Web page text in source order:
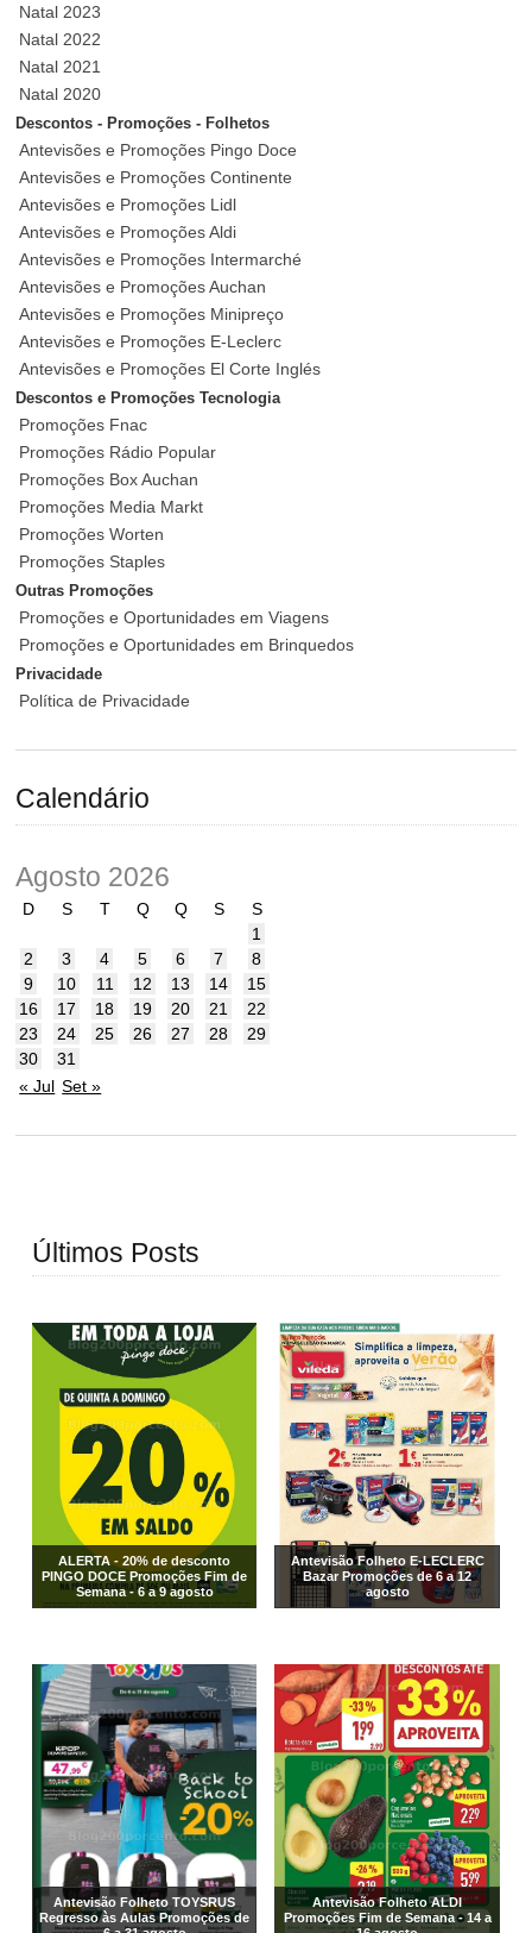
Natal 2023
Natal 2022
Natal 2021
Natal 2020
Descontos - Promoções - Folhetos
Antevisões e Promoções Pingo Doce
Antevisões e Promoções Continente
Antevisões e Promoções Lidl
Antevisões e Promoções Aldi
Antevisões e Promoções Intermarché
Antevisões e Promoções Auchan
Antevisões e Promoções Minipreço
Antevisões e Promoções E-Leclerc
Antevisões e Promoções El Corte Inglés
Descontos e Promoções Tecnologia
Promoções Fnac
Promoções Rádio Popular
Promoções Box Auchan
Promoções Media Markt
Promoções Worten
Promoções Staples
Outras Promoções
Promoções e Oportunidades em Viagens
Promoções e Oportunidades em Brinquedos
Privacidade
Política de Privacidade
Calendário
Agosto 2026
D S T Q Q S
S
1
2
3 4 5 6 7
8
9
10 11 12 13 14
15
16
17 18 19 20 21
22
23
24 25 26 27 28
29
30
31
« Jul Set »
Últimos Posts
ALERTA - 20% de desconto
PINGO DOCE Promoções Fim de
Semana - 6 a 9 agosto
Antevisão Folheto E-LECLERC
Bazar Promoções de 6 a 12
agosto
Antevisão Folheto TOYSRUS
Regresso às Aulas Promoções de
Antevisão Folheto ALDI
Promoções Fim de Semana - 14 a